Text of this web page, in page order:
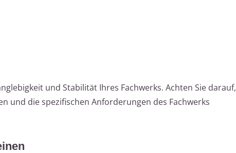
und Stabilität Ihres Fachwerks. Achten Sie darauf,
und die spezifischen Anforderungen des Fachwerks